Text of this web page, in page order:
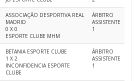
ASSOCIAÇÃO DESPORTIVA REAL
MADRID
0 X 0
ESPORTE CLUBE MHM
ÁRBITRO
ASSISTENTE
1
BETANIA ESPORTE CLUBE
1 X 2
INCONFIDENCIA ESPORTE
CLUBE
ÁRBITRO
ASSISTENTE
1